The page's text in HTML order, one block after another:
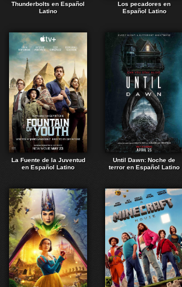
Thunderbolts en Español
Latino
Los pecadores en
Español Latino
La Fuente de la Juventud
en Español Latino
Until Dawn: Noche de
terror en Español Latino